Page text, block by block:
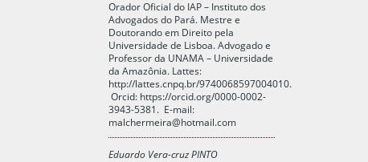
Orador Oficial do IAP – Instituto dos
Advogados do Pará. Mestre e
Doutorando em Direito pela
Universidade de Lisboa. Advogado e
Professor da UNAMA – Universidade
da Amazônia. Lattes:
http://lattes.cnpq.br/9740068597004010.
Orcid: https://orcid.org/0000-0002-
3943-5381. E-mail:
malchermeira@hotmail.com
Eduardo Vera-cruz PINTO